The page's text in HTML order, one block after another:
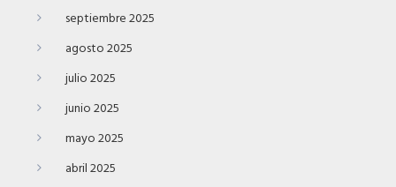
septiembre 2025
agosto 2025
julio 2025
junio 2025
mayo 2025
abril 2025